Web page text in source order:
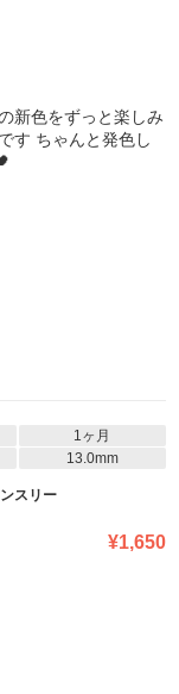
新色をずっと楽しみ
す ちゃんと発色し
1ヶ月
13.0mm
スリー
¥1,650